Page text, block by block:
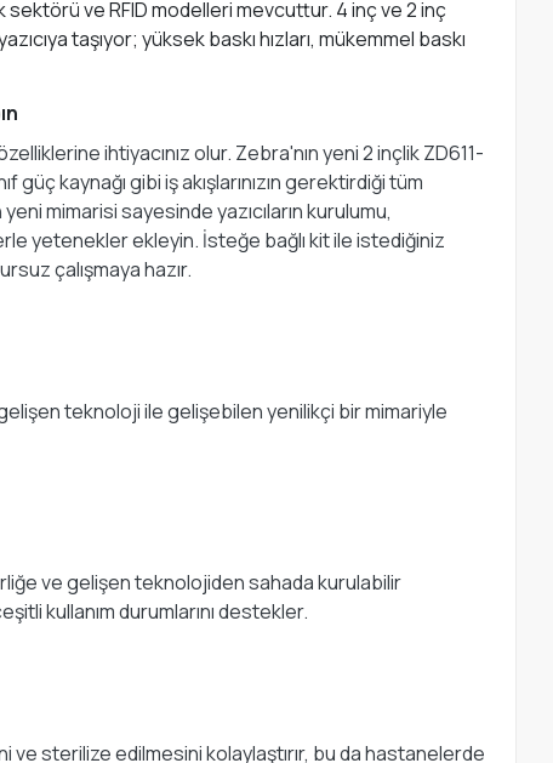
sektörü ve RFID modelleri mevcuttur. 4 inç ve 2 inç
taşıyor; yüksek baskı hızları, mükemmel baskı
ihtiyacınız olur. Zebra'nın yeni 2 inçlik ZD611-
güç kaynağı gibi iş akışlarınızın gerektirdiği tüm
mimarisi sayesinde yazıcıların kurulumu,
yetenekler ekleyin. İsteğe bağlı kit ile istediğiniz
çalışmaya hazır.
teknoloji ile gelişebilen yenilikçi bir mimariyle
ve gelişen teknolojiden sahada kurulabilir
kullanım durumlarını destekler.
ve sterilize edilmesini kolaylaştırır, bu da hastanelerde